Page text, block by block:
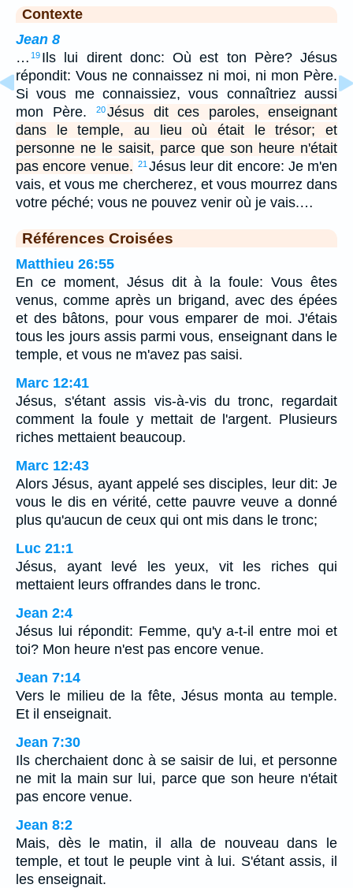
Contexte
Jean 8
… 19 Ils lui dirent donc: Où est ton Père? Jésus
répondit: Vous ne connaissez ni moi, ni mon Père.
Si vous me connaissiez, vous connaîtriez aussi
mon Père.
20Jésus dit ces paroles, enseignant
dans le temple, au lieu où était le trésor; et
personne ne le saisit, parce que son heure n'était
pas encore venue. 21 Jésus leur dit encore: Je m'en
vais, et vous me chercherez, et vous mourrez dans
votre péché; vous ne pouvez venir où je vais.…
Références Croisées
Matthieu 26:55
En ce moment, Jésus dit à la foule: Vous êtes
venus, comme après un brigand, avec des épées
et des bâtons, pour vous emparer de moi. J'étais
tous les jours assis parmi vous, enseignant dans le
temple, et vous ne m'avez pas saisi.
Marc 12:41
Jésus, s'étant assis vis-à-vis du tronc, regardait
comment la foule y mettait de l'argent. Plusieurs
riches mettaient beaucoup.
Marc 12:43
Alors Jésus, ayant appelé ses disciples, leur dit: Je
vous le dis en vérité, cette pauvre veuve a donné
plus qu'aucun de ceux qui ont mis dans le tronc;
Luc 21:1
Jésus, ayant levé les yeux, vit les riches qui
mettaient leurs offrandes dans le tronc.
Jean 2:4
Jésus lui répondit: Femme, qu'y a-t-il entre moi et
toi? Mon heure n'est pas encore venue.
Jean 7:14
Vers le milieu de la fête, Jésus monta au temple.
Et il enseignait.
Jean 7:30
Ils cherchaient donc à se saisir de lui, et personne
ne mit la main sur lui, parce que son heure n'était
pas encore venue.
Jean 8:2
Mais, dès le matin, il alla de nouveau dans le
temple, et tout le peuple vint à lui. S'étant assis, il
les enseignait.